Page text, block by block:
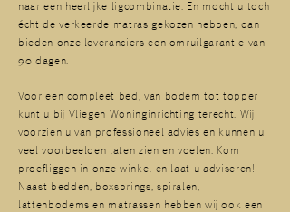
naar een heerlijke ligcombinatie. En mocht u toch
écht de verkeerde matras gekozen hebben, dan
bieden onze leveranciers een omruilgarantie van
90 dagen.
Voor een compleet bed, van bodem tot topper
kunt u bij Vliegen Woninginrichting terecht. Wij
voorzien u van professioneel advies en kunnen u
veel voorbeelden laten zien en voelen. Kom
proefliggen in onze winkel en laat u adviseren!
Naast bedden, boxsprings, spiralen,
lattenbodems en matrassen hebben wij ook een